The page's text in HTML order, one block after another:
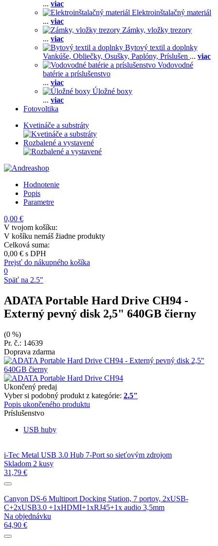
... viac
Elektroinštalačný materiál
... viac
Zámky, vložky trezory
... viac
Bytový textil a doplnky
Vankúše, Obliečky, Osušky, Paplóny, Príslušen ... viac
Vodovodné
batérie a príslušenstvo
... viac
Úložné boxy
... viac
Fotovoltika
Kvetináče a substráty
Rozbalené a vystavené
Hodnotenie
Popis
Parametre
0,00 €
V tvojom košíku:
V košíku nemáš žiadne produkty
Celková suma:
0,00 € s DPH
Prejsť do nákupného košíka
0
Späť na 2.5"
ADATA Portable Hard Drive CH94 -
Externý pevný disk 2,5" 640GB čierny
(0 %)
Pr. č.: 14639
Doprava zdarma
Ukončený predaj
Vyber si podobný produkt z kategórie: 2.5"
Popis ukončeného produktu
Príslušenstvo
USB huby
i-Tec Metal USB 3.0 Hub 7-Port so sieťovým zdrojom
Skladom 2 kusy
31,79 €
Canyon DS-6 Multiport Docking Station, 7 portov, 2xUSB-
C+2xUSB3.0 +1xHDMI+1xRJ45+1x audio 3,5mm
Na objednávku
64,90 €